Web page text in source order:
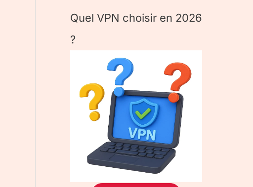
Quel VPN choisir en 2026
?